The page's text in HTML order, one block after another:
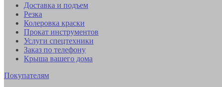
Доставка и подъем
Резка
Колеровка краски
Прокат инструментов
Услуги спецтехники
Заказ по телефону
Крыша вашего дома
Покупателям